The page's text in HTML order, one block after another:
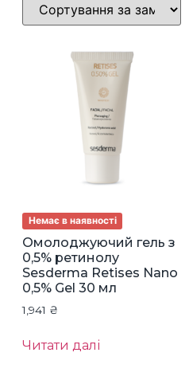
Немає в наявності
Омолоджуючий гель з
0,5% ретинолу
Sesderma Retises Nano
0,5% Gel 30 мл
1,941 ₴
Читати далі